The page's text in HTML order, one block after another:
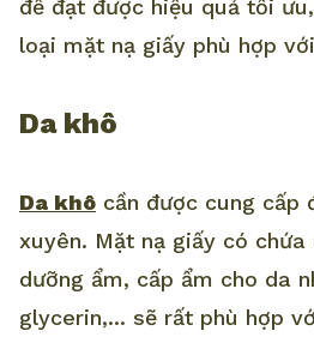
để đạt được hiệu quả tối
loại mặt nạ giấy phù hợp
Da khô
Da khô cần được cung cấp
xuyên. Mặt nạ giấy có chứa
dưỡng ẩm, cấp ẩm cho da
glycerin,... sẽ rất phù hợp